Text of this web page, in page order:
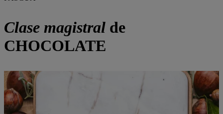
Clase magistral de
CHOCOLATE